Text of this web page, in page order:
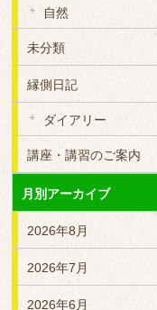
自然
未分類
縁側日記
ダイアリー
講座・講習のご案内
月別アーカイブ
2026年8月
2026年7月
2026年6月